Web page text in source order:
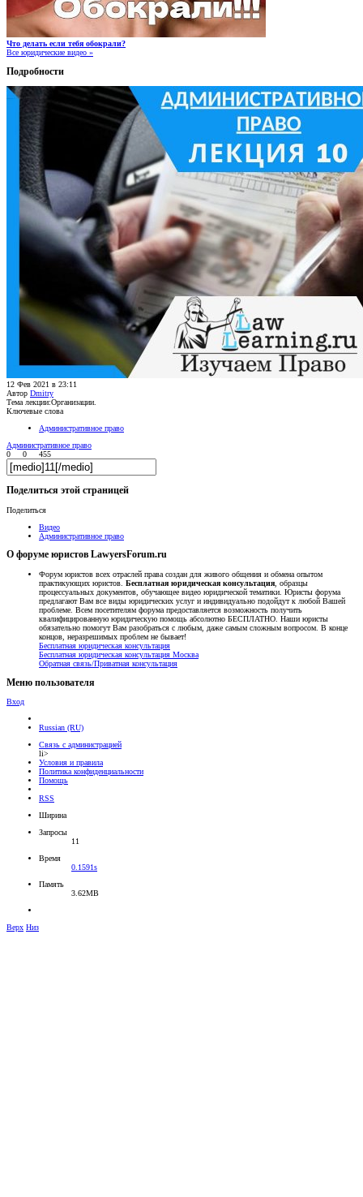
Что делать если тебя обокрали?
Все юридические видео »
Подробности
12 Фев 2021 в 23:11
Автор Dmitry
Тема лекции:Организации.
Ключевые слова
Административное право
Административное право
0 0 455
Поделиться этой страницей
Поделиться
Видео
Административное право
О форуме юристов LawyersForum.ru
Форум юристов всех отраслей права создан для живого общения и обмена опытом
практикующих юристов. Бесплатная юридическая консультация , образцы
процессуальных документов, обучающее видео юридической тематики. Юристы форума
предлагают Вам все виды юридических услуг и индивидуально подойдут к любой Вашей
проблеме. Всем посетителям форума предоставляется возможность получить
квалифицированную юридическую помощь абсолютно БЕСПЛАТНО. Наши юристы
обязательно помогут Вам разобраться с любым, даже самым сложным вопросом. В конце
концов, неразрешимых проблем не бывает!
Бесплатная юридическая консультация
Бесплатная юридическая консультация Москва
Обратная связь/Приватная консультация
Меню пользователя
Вход
Russian (RU)
Связь с администрацией
li>
Условия и правила
Политика конфиденциальности
Помощь
RSS
Ширина
Запросы
11
Время
0.1591s
Память
3.62MB
Верх Низ